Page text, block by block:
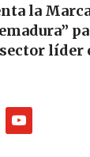
la
líder
youtube